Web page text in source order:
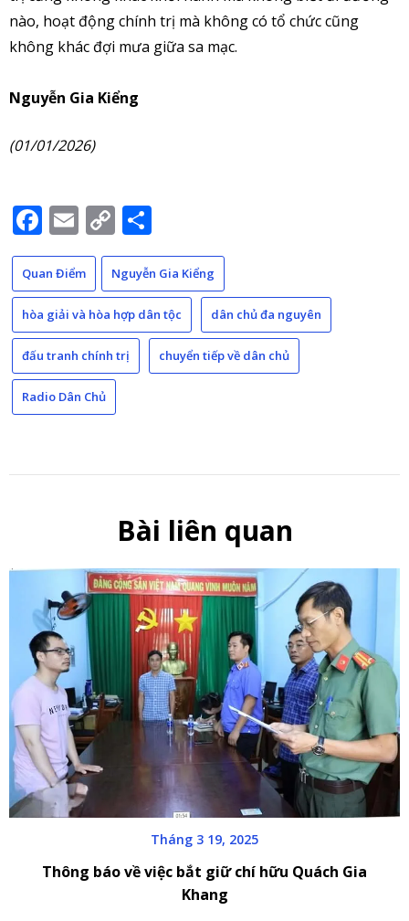
nào, hoạt động chính trị mà không có tổ chức cũng
không khác đợi mưa giữa sa mạc.
Nguyễn Gia Kiểng
(01/01/2026)
Facebook
Email
Copy
Link
Quan Điểm Nguyễn Gia Kiểng
hòa giải và hòa hợp dân tộc dân chủ đa nguyên
đấu tranh chính trị chuyển tiếp về dân chủ
Radio Dân Chủ
Bài liên quan
Tháng 3 19, 2025
Thông báo về việc bắt giữ chí hữu Quách Gia
Khang